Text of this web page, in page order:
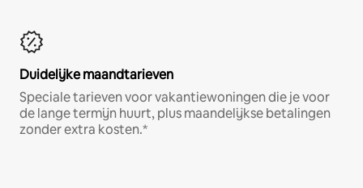
Duidelijke maandtarieven
Speciale tarieven voor vakantiewoningen die je voor
de lange termijn huurt, plus maandelijkse betalingen
zonder extra kosten.*